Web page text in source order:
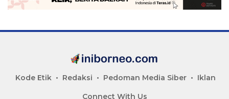
Kode Etik Redaksi Pedoman Media Siber Iklan
Connect With Us